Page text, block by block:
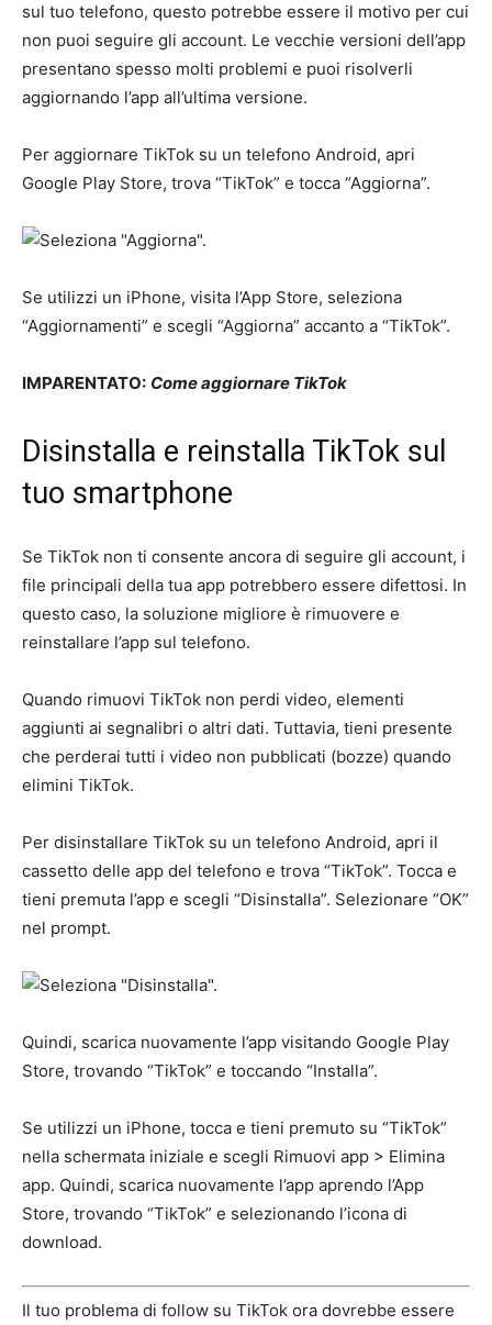
sul tuo telefono, questo potrebbe essere il motivo per cui
non puoi seguire gli account. Le vecchie versioni dell’app
presentano spesso molti problemi e puoi risolverli
aggiornando l’app all’ultima versione.
Per aggiornare TikTok su un telefono Android, apri
Google Play Store, trova “TikTok” e tocca “Aggiorna”.
Se utilizzi un iPhone, visita l’App Store, seleziona
“Aggiornamenti” e scegli “Aggiorna” accanto a “TikTok”.
IMPARENTATO: Come aggiornare TikTok
Disinstalla e reinstalla TikTok sul
tuo smartphone
Se TikTok non ti consente ancora di seguire gli account, i
file principali della tua app potrebbero essere difettosi. In
questo caso, la soluzione migliore è rimuovere e
reinstallare l’app sul telefono.
Quando rimuovi TikTok non perdi video, elementi
aggiunti ai segnalibri o altri dati. Tuttavia, tieni presente
che perderai tutti i video non pubblicati (bozze) quando
elimini TikTok.
Per disinstallare TikTok su un telefono Android, apri il
cassetto delle app del telefono e trova “TikTok”. Tocca e
tieni premuta l’app e scegli “Disinstalla”. Selezionare “OK”
nel prompt.
Quindi, scarica nuovamente l’app visitando Google Play
Store, trovando “TikTok” e toccando “Installa”.
Se utilizzi un iPhone, tocca e tieni premuto su “TikTok”
nella schermata iniziale e scegli Rimuovi app > Elimina
app. Quindi, scarica nuovamente l’app aprendo l’App
Store, trovando “TikTok” e selezionando l’icona di
download.
Il tuo problema di follow su TikTok ora dovrebbe essere